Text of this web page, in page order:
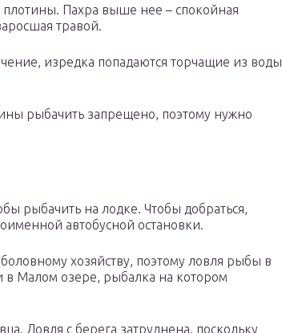
Пахра выше нее – спокойная
травой.
изредка попадаются торчащие из воды
рыбачить запрещено, поэтому нужно
рыбачить на лодке. Чтобы добраться,
автобусной остановки.
хозяйству, поэтому ловля рыбы в
в Малом озере, рыбалка на котором
Ловля с берега затруднена, поскольку